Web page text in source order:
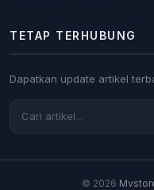
TETAP TERHUBUNG
Dapatkan update artikel
© 2026